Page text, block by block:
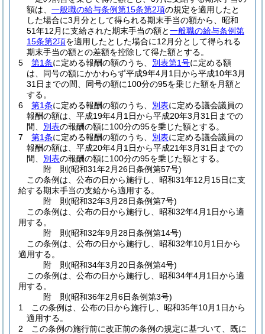
額は、 一般職の給与条例第15条第2項の規定を適用したと
した場合に3月分として得られる期末手当の額から、昭和
51年12月に支給された期末手当の額と一般職の給与条例第
15条第2項を適用したとした場合に12月分として得られる
期末手当の額との差額を控除して得た額とする。
5
第1条に定める報酬の額のうち、 別表第1号に定める額
は、同号の額にかかわらず平成9年4月1日から平成10年3月
31日までの間、同号の額に100分の95を乗じた額を月額と
する。
6
第1条に定める報酬の額のうち、 別表に定める議会議員の
報酬の額は、平成19年4月1日から平成20年3月31日までの
間、 別表の報酬の額に100分の95を乗じた額とする。
7
第1条に定める報酬の額のうち、 別表に定める議会議員の
報酬の額は、平成20年4月1日から平成21年3月31日までの
間、 別表の報酬の額に100分の95を乗じた額とする。
附 則(昭和31年2月26日条例第57号)
この条例は、公布の日から施行し、昭和31年12月15日に支
給する期末手当の支給から適用する。
附 則(昭和32年3月28日条例第7号)
この条例は、公布の日から施行し、昭和32年4月1日から適
用する。
附 則(昭和32年9月28日条例第14号)
この条例は、公布の日から施行し、昭和32年10月1日から
適用する。
附 則(昭和34年3月20日条例第4号)
この条例は、公布の日から施行し、昭和34年4月1日から適
用する。
附 則(昭和36年2月6日条例第3号)
1
この条例は、公布の日から施行し、昭和35年10月1日から
適用する。
2
この条例の施行前に改正前の条例の規定に基づいて、既に